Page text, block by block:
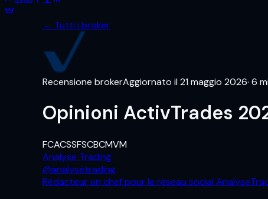
← Tutti i broker
Recensione brokerAggiornato il 21 maggio 2026· 6
Opinioni ActivTrades
FCACSSFSCBCMVM
Analyse Trading
@analysetrading
Rédacteur en chef pour le réseau social